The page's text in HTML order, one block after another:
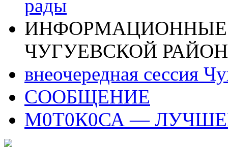
рады
ЧУГУЕВСКОЙ
внеочередная сессия
СООБЩЕНИЕ
М0Т0К0СА —